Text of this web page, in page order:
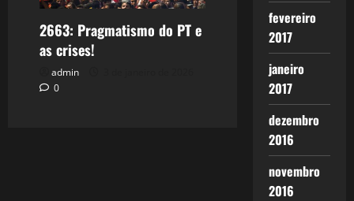
2663: Pragmatismo do PT e
as crises!
admin
0
fevereiro
2017
janeiro
2017
dezembro
2016
novembro
2016